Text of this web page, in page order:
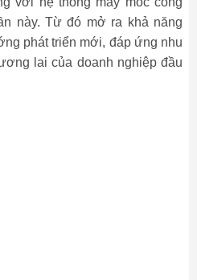
này. Từ đó mở ra khả năng
phát triển mới, đáp ứng nhu
lai của doanh nghiệp đầu